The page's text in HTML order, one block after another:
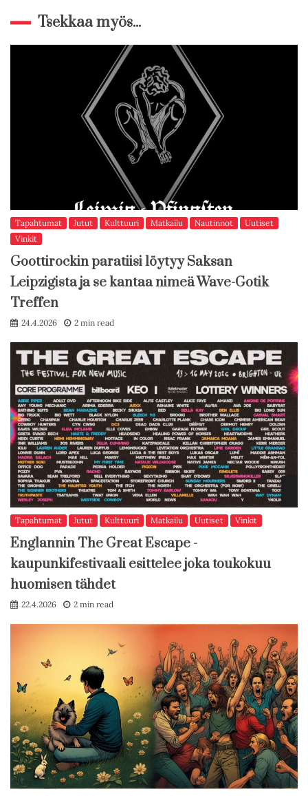
Tsekkaa myös...
Tapahtumat Jutut Kulttuuri Matkailu Nautinnot
Uutiset
Vinkit
Goottirockin paratiisi löytyy Saksan
Leipzigista ja se kantaa nimeä Wave-Gotik
Treffen
24.4.2026 2 min read
Tapahtumat Jutut Kulttuuri Matkailu Uutiset Vinkit
Englannin The Great Escape -
kaupunkifestivaali esittelee joka toukokuu
huomisen tähdet
22.4.2026 2 min read